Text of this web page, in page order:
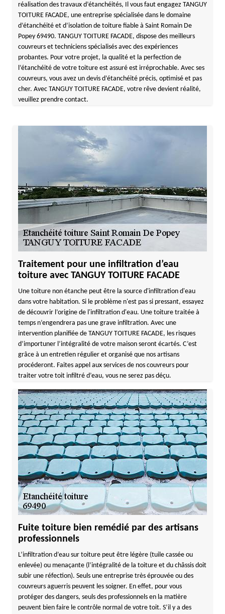
réalisation des travaux d’étanchéités, Il vous faut engagez TANGUY
TOITURE FACADE, une entreprise spécialisée dans le domaine
d’étanchéité et d’isolation de toiture fiable à Saint Romain De
Popey 69490. TANGUY TOITURE FACADE, dispose des meilleurs
couvreurs et techniciens spécialisés avec des expériences
probantes. Pour votre projet, la qualité et la perfection de
l’étanchéité de votre toiture est assuré est irréprochable. Avec ses
couvreurs, vous avez un devis d’étanchéité précis, optimisé et pas
cher. Avec TANGUY TOITURE FACADE, votre rêve devient réalité,
veuillez prendre contact.
Traitement pour une infiltration d’eau
toiture avec TANGUY TOITURE FACADE
Une toiture non étanche peut être la source d'infiltration d'eau
dans votre habitation. Si le problème n'est pas si pressant, essayez
de découvrir l’origine de l'infiltration d'eau. Une toiture traitée à
temps n’engendrera pas une grave infiltration. Avec une
intervention planifiée de TANGUY TOITURE FACADE, les risques
d’importuner l’intégralité de votre maison seront écartés. C’est
grâce à un entretien régulier et organisé que nos artisans
procéderont. Faites appel aux services de nos couvreurs pour
traiter votre toit infiltré d’eau, vous ne serez pas déçu.
Fuite toiture bien remédié par des artisans
professionnels
L’infiltration d’eau sur toiture peut être légère (tuile cassée ou
enlevée) ou menaçante (l’intégralité de la toiture et du châssis doit
subir une réfection). Seuls une entreprise très éprouvée ou des
couvreurs aguerris peuvent les soigner. En effet, pour vous
protéger des dangers, seuls des professionnels en la matière
peuvent bien faire le contrôle normal de votre toit. S’il y a des